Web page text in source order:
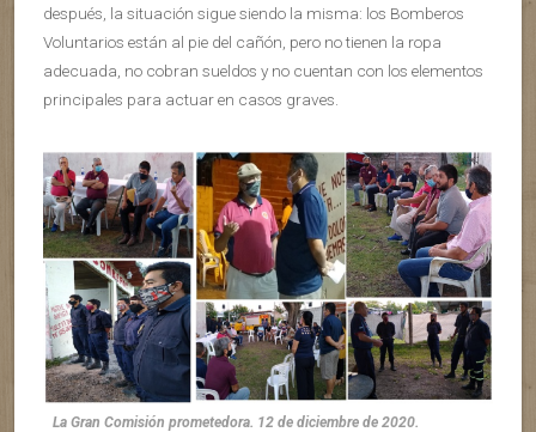
después, la situación sigue siendo la misma: los Bomberos
Voluntarios están al pie del cañón, pero no tienen la ropa
adecuada, no cobran sueldos y no cuentan con los elementos
principales para actuar en casos graves.
La Gran Comisión prometedora. 12 de diciembre de 2020.